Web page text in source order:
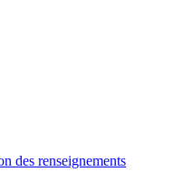
des renseignements